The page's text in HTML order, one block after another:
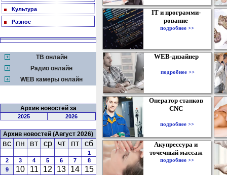
Культура
Разное
ТВ онлайн
Радио онлайн
WEB камеры онлайн
Архив новостей за
2025 2026
Архив новостей (Август 2026)
вс пн вт ср чт пт сб
1
2
3 4 5 6 7
8
9
10 11 12 13 14
15
IT и программи-
рование
подробнее >>
WEB-дизайнер
подробнее >>
Оператор станков
CNC
подробнее >>
Акупрессура и
точечный массаж
подробнее >>